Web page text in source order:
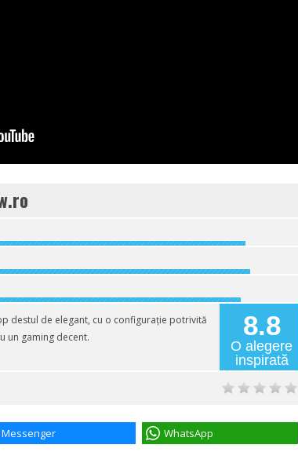
8.8
O alegere
inspirată
destul de elegant, cu o configurație potrivită
un gaming decent.
Messenger WhatsApp